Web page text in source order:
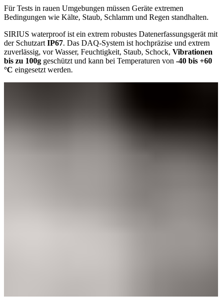
Für Tests in rauen Umgebungen müssen Geräte extremen
Bedingungen wie Kälte, Staub, Schlamm und Regen standhalten.
SIRIUS waterproof ist ein extrem robustes Datenerfassungsgerät mit
der SchutzartIP67. Das DAQ-System ist hochpräzise und extrem
zuverlässig, vor Wasser, Feuchtigkeit, Staub, Schock, Vibrationen
bis zu 100g geschützt und kann bei Temperaturen von -40 bis +60
°C eingesetzt werden.